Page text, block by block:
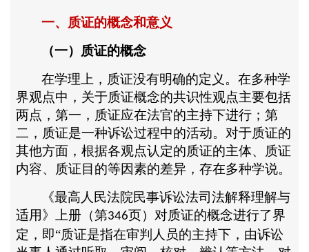
一、质证的概念和意义
（一）质证的概念
在学理上，质证没有明确的定义。在多种学
界观点中，关于质证概念的共识性观点主要包括
两点，第一，质证应在法官的主持下进行；第
二，质证是一种诉讼过程中的活动。对于质证的
其他方面，根据各观点认定的质证的主体、质证
内容、质证目的等因素的差异，存在多种学说。
《最高人民法院民事诉讼法司法解释理解与
适用》上册（第346页）对质证的概念进行了界
定，即“质证是指在审判人员的主持下，由诉讼